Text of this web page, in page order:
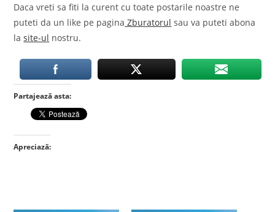
Daca vreti sa fiti la curent cu toate postarile noastre ne
puteti da un like pe pagina Zburatorul sau va puteti abona
lasite-ul nostru.
Partajează asta:
Apreciază: